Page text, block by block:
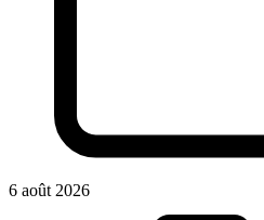
6 août 2026